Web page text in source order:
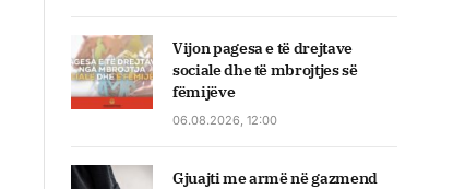
Vijon pagesa e të drejtave
sociale dhe të mbrojtjes së
fëmijëve
06.08.2026, 12:00
Gjuajti me armë në gazmend